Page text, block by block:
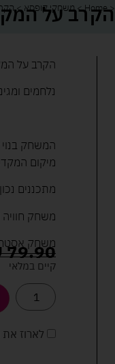
Home>
>משחקי קופסא> הקרב על
הקרב על
נלחמים
המשחק בנוי
מיקום
מתכננים
משחק חוויה
משחק
79.90
קיים במלאי
לארוז